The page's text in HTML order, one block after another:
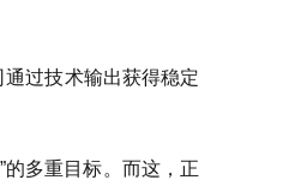
通过技术输出获得稳定
多重目标。而这，正